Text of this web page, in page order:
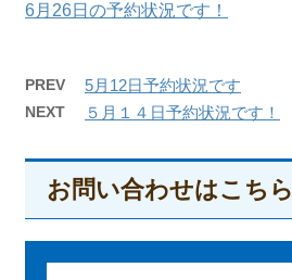
6月26日の予約状況です！
PREV 5月12日予約状況です
NEXT ５月１４日予約状況です！
お問い合わせはこちら